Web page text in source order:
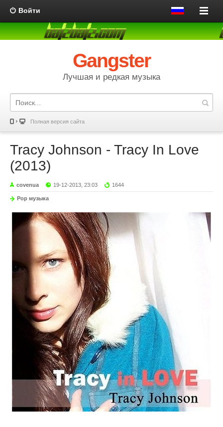
Войти
Gangster
Лучшая и редкая музыка
Полная версия сайта
Tracy Johnson - Tracy In Love
(2013)
covenua 19-12-2013, 23:03 1644
Pop музыка